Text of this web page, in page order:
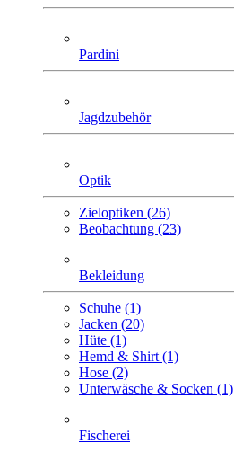
Pardini
Jagdzubehör
Optik
Zieloptiken (26)
Beobachtung (23)
Bekleidung
Schuhe (1)
Jacken (20)
Hüte (1)
Hemd & Shirt (1)
Hose (2)
Unterwäsche & Socken (1)
Fischerei